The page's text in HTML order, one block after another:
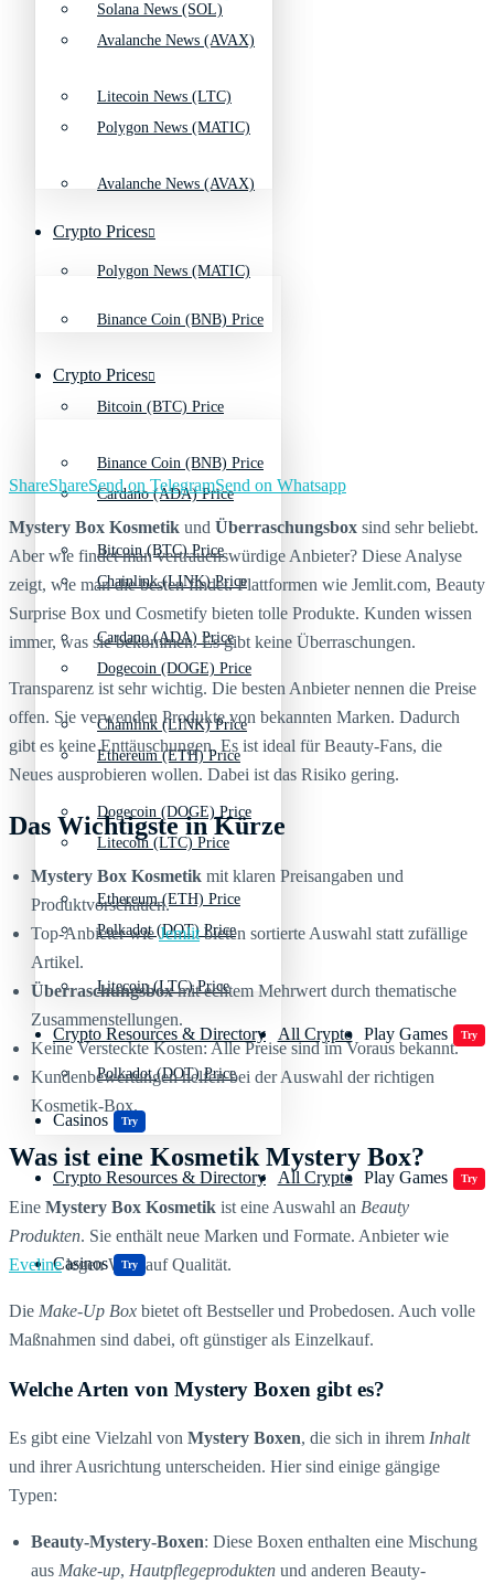
Avalanche News (AVAX)
Polygon News (MATIC)
Crypto Prices
Binance Coin (BNB) Price
Bitcoin (BTC) Price
Cardano (ADA) Price
Chainlink (LINK) Price
Dogecoin (DOGE) Price
Ethereum (ETH) Price
Litecoin (LTC) Price
Polkadot (DOT) Price
Crypto Resources & Directory All Crypto Play Games Try
Casinos Try
Solana News (SOL)
Litecoin News (LTC)
Avalanche News (AVAX)
Polygon News (MATIC)
Crypto Prices
Binance Coin (BNB) Price
Bitcoin (BTC) Price
Cardano (ADA) Price
Chainlink (LINK) Price
Dogecoin (DOGE) Price
Ethereum (ETH) Price
Litecoin (LTC) Price
Polkadot (DOT) Price
Crypto Resources & Directory All Crypto Play Games Try
Casinos Try
ShareShareSend on TelegramSend on Whatsapp
Mystery Box Kosmetik und Überraschungsbox sind sehr beliebt.
Aber wie findet man vertrauenswürdige Anbieter? Diese Analyse
zeigt, wie man die besten findet.Plattformen wie Jemlit.com, Beauty
Surprise Box und Cosmetify bieten tolle Produkte. Kunden wissen
immer, was sie bekommen. Es gibt keine Überraschungen.
Transparenz ist sehr wichtig. Die besten Anbieter nennen die Preise
offen. Sie verwenden Produkte von bekannten Marken. Dadurch
gibt es keine Enttäuschungen. Es ist ideal für Beauty-Fans, die
Neues ausprobieren wollen. Dabei ist das Risiko gering.
Das Wichtigste in Kürze
Mystery Box Kosmetik mit klaren Preisangaben und
Produktvorschauen.
Top-Anbieter wieJemlitbieten sortierte Auswahl statt zufällige
Artikel.
Überraschungsboxmit echtem Mehrwert durch thematische
Zusammenstellungen.
Keine Versteckte Kosten: Alle Preise sind im Voraus bekannt.
Kundenbewertungen helfen bei der Auswahl der richtigen
Kosmetik-Box.
Was ist eine Kosmetik Mystery Box?
Eine Mystery Box Kosmetik ist eine Auswahl an Beauty
Produkten. Sie enthält neue Marken und Formate. Anbieter wie
Evelinelegen Wert auf Qualität.
Die Make-Up Box bietet oft Bestseller und Probedosen. Auch volle
Maßnahmen sind dabei, oft günstiger als Einzelkauf.
Welche Arten von Mystery Boxen gibt es?
Es gibt eine Vielzahl von Mystery Boxen, die sich in ihrem Inhalt
und ihrer Ausrichtung unterscheiden. Hier sind einige gängige
Typen:
Beauty-Mystery-Boxen: Diese Boxen enthalten eine Mischung
aus Make-up, Hautpflegeprodukten und anderen Beauty-